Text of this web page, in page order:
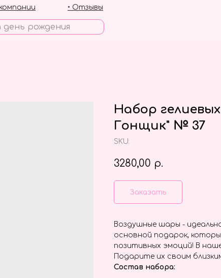
• Отзывы
Набор
Гонщик" № 37
SKU:
3280,00 р.
Заказать
Воздушные шары -
основной подарок,
позитивных эмоций! В
Подарите их своим
Состав набора: